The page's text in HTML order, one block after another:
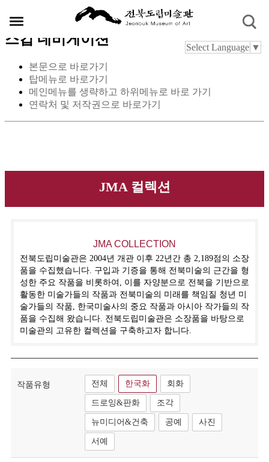
스킵 네비게이션
본문으로 바로가기
탑메뉴로 바로가기
메인메뉴를 생략하고 하위메뉴로 바로 가기
연락처 및 저작권으로 바로가기
Select Language ▼
JMA 컬렉션
JMA COLLECTION
전북도립미술관은 2004년 개관 이후 22년간 총 2,189점의 소장
품을 수집했습니다. 구입과 기증을 통해 전북미술의 근간을 형
성한 주요 작품을 비롯하여, 이를 자양분으로 전북을 기반으로
활동한 미술가들의 작품과 전북미술의 미래를 책임질 청년 미
술가들의 작품, 한국미술사의 중요 작품과 아시아 작가들의 작
품을 수집해 왔습니다. 전북도립미술관은 소장품을 바탕으로
미술관의 고유한 컬렉션을 구축하고자 합니다.
작품유형 전체 한국화 회화
드로잉&판화 조각
뉴미디어&건축 공예 사진
서예